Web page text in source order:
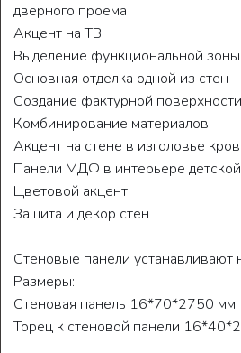
дверного проема
Акцент на ТВ
Выделение функциональной зоны
Основная отделка одной из стен
Создание фактурной поверхности
Комбинирование материалов
Акцент на стене в изголовье
Панели МДФ в интерьере детской
Цветовой акцент
Защита и декор стен
Стеновые панели устанавливают
Размеры:
Стеновая панель 16*70*2750 мм
Торец к стеновой панели